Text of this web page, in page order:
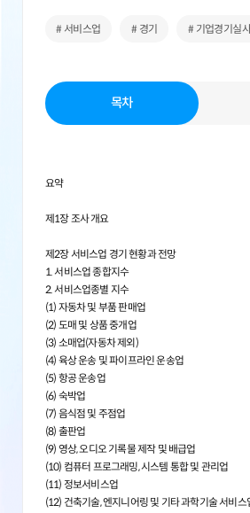
# 서비스업 # 경기 # 기업경기실
목차
요약
제1장 조사 개요
제2장 서비스업 경기 현황과 전망
1. 서비스업 종합지수
2. 서비스업종별 지수
(1) 자동차 및 부품 판매업
(2) 도매 및 상품 중개업
(3) 소매업(자동차 제외)
(4) 육상 운송 및 파이프라인 운송업
(5) 항공 운송업
(6) 숙박업
(7) 음식점 및 주점업
(8) 출판업
(9) 영상, 오디오 기록물 제작 및 배급업
(10) 컴퓨터 프로그래밍, 시스템 통합 및 관리업
(11) 정보서비스업
(12) 건축기술, 엔지니어링 및 기타 과학기술 서비스